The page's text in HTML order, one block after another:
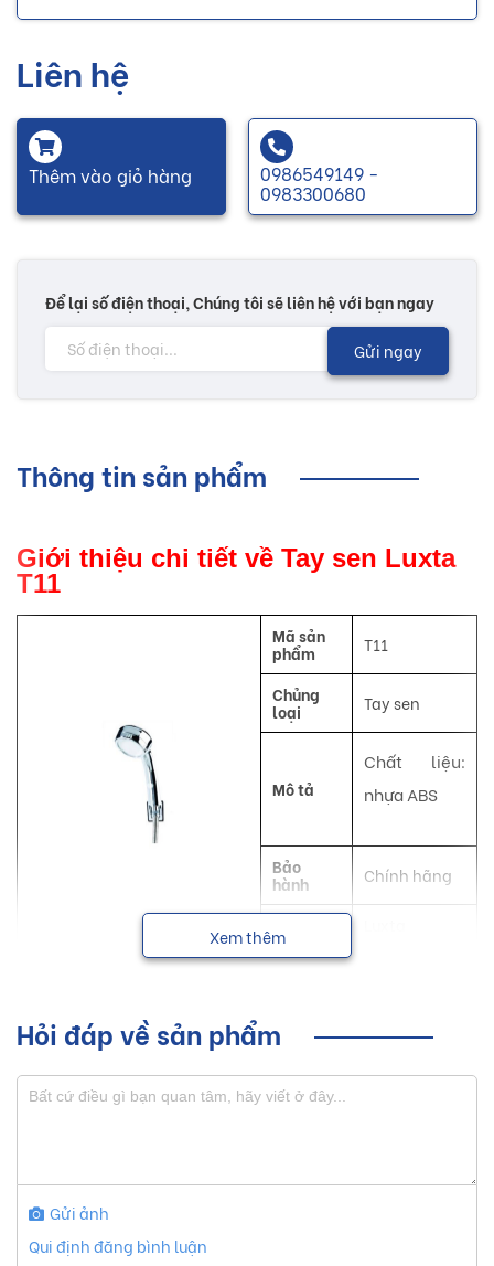
Liên hệ
Thêm vào giỏ hàng 0986549149 -
0983300680
Để lại số điện thoại, Chúng tôi sẽ liên hệ với bạn ngay
Gửi ngay
Thông tin sản phẩm
Giới thiệu chi tiết về Tay sen Luxta
T11
Mã sản
phẩm T11
Chủng
loại Tay sen
Mô tả
Chất liệu:
nhựa ABS
Bảo
hành Chính hãng
nên một không gian sống hiện đại, tiện nghi và sang trọng
cho mọi người.
Sơ lược về sản phẩm tay sen Luxta
tay sen với nhiều hãng sản xuất. Với hơn 10 năm thành lập
và phát triển, Công Ty Cổ Phần SX-TM Nam Đô ( Luxta )
luôn cung cấp những sản phẩm đường nét thanh thoát chất
Xem thêm
Hỏi đáp về sản phẩm
Gửi ảnh
Qui định đăng bình luận